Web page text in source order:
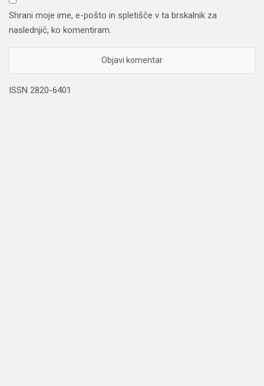
Shrani moje ime, e-pošto in spletišče v ta brskalnik za
naslednjič, ko komentiram.
ISSN 2820-6401